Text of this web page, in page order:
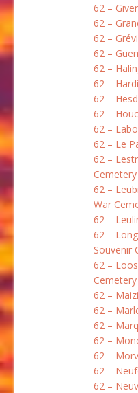
62 –
62 –
62 –
62 –
62 –
62 –
62 –
62 –
62 –
62 – Le
62 –
Cemetery
62 –
War
62 –
62 –
Souvenir
62 –
Cemetery
62 –
62 –
62 –
62 –
62 –
62 –
62 –